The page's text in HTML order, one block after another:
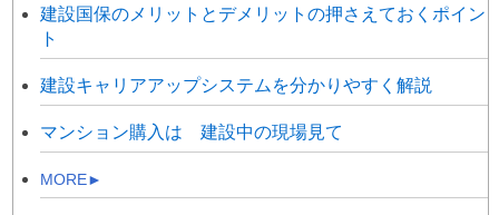
建設国保のメリットとデメリットの押さえておくポイン
ト
建設キャリアアップシステムを分かりやすく解説
マンション購入は 建設中の現場見て
MORE►